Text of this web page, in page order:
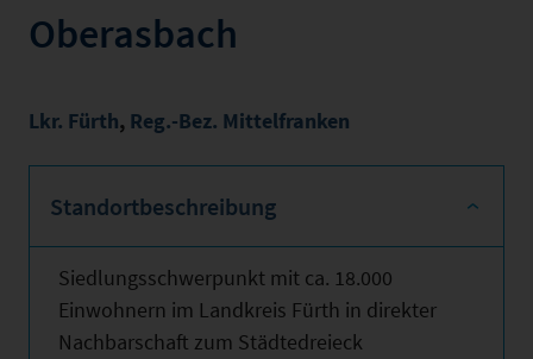
Oberasbach
Lkr. Fürth, Reg.-Bez. Mittelfranken
Standortbeschreibung
Siedlungsschwerpunkt mit ca. 18.000
Einwohnern im Landkreis Fürth in direkter
Nachbarschaft zum Städtedreieck